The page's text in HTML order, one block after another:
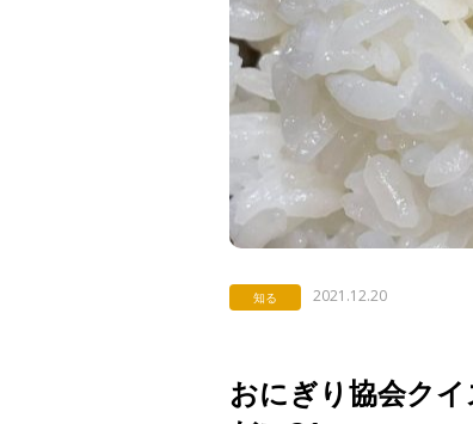
知る 2021.12.20
おにぎり協会ク